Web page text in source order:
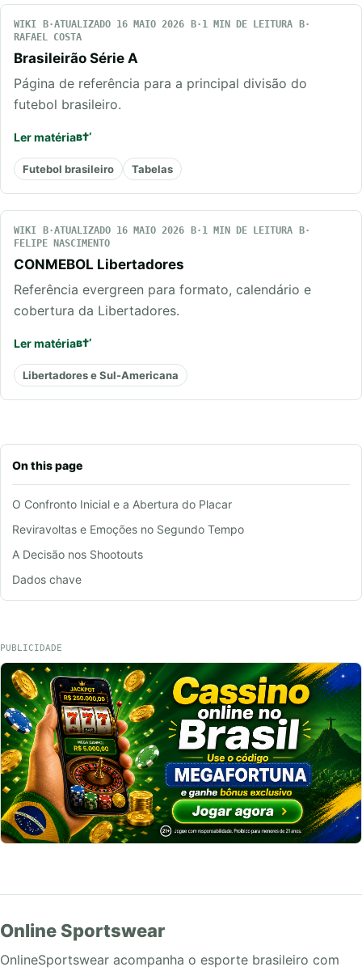
On this page
O Confronto Inicial e a Abertura do Placar
Reviravoltas e Emoções no Segundo Tempo
A Decisão nos Shootouts
Dados chave
WIKI ATUALIZADO 16 MAIO 2026
1 MIN DE LEITURA
RAFAEL COSTA
Brasileirão Série A
Página de referência para a principal divisão do
futebol brasileiro.
Ler matéria
Futebol brasileiro Tabelas
WIKI ATUALIZADO 16 MAIO 2026
1 MIN DE LEITURA
FELIPE NASCIMENTO
CONMEBOL Libertadores
Referência evergreen para formato, calendário e
cobertura da Libertadores.
Ler matéria
Libertadores e Sul-Americana
PUBLICIDADE
Online Sportswear
OnlineSportswear acompanha o esporte brasileiro com